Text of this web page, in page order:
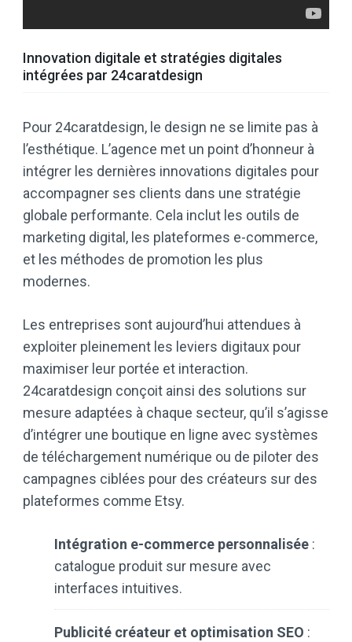
Innovation digitale et stratégies digitales
intégrées par 24caratdesign
Pour 24caratdesign, le design ne se limite pas à
l’esthétique. L’agence met un point d’honneur à
intégrer les dernières innovations digitales pour
accompagner ses clients dans une stratégie
globale performante. Cela inclut les outils de
marketing digital, les plateformes e-commerce,
et les méthodes de promotion les plus
modernes.
Les entreprises sont aujourd’hui attendues à
exploiter pleinement les leviers digitaux pour
maximiser leur portée et interaction.
24caratdesign conçoit ainsi des solutions sur
mesure adaptées à chaque secteur, qu’il s’agisse
d’intégrer une boutique en ligne avec systèmes
de téléchargement numérique ou de piloter des
campagnes ciblées pour des créateurs sur des
plateformes comme Etsy.
Intégration e-commerce personnalisée :
catalogue produit sur mesure avec
interfaces intuitives.
Publicité créateur et optimisation SEO :